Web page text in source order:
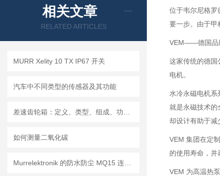
相关文章
RELATED ARTICLES
MURR Xelity 10 TX IP67 开关
汽车中不同类型的传感器及其功能
如何测量二氧化碳
位于韦尔尼格
要一步。由于甲
VEM——德国品
这家传统的德国
电机。
水冷永磁电机
就是永磁技术
却设计有助于减
VEM 集团在定
的使用寿命，
VEM 为高温热